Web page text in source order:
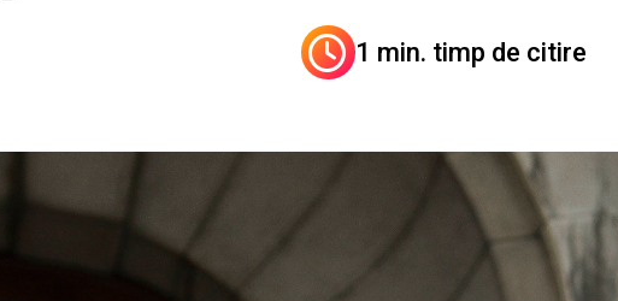
1 min. timp de citire